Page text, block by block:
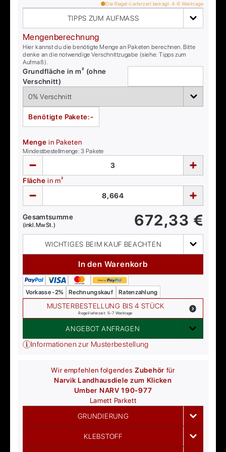
Die Regel-Lieferzeit beträgt: 4-6 Werktage
TIPPS ZUM AUFMASS
Mengenberechnung
Hier kannst du die benötigte Menge an Paketen berechnen. Bitte
denke an die notwendige Verschnittzugabe (siehe: Tipps zum
Aufmaß).
Grundfläche in m² (ohne
Verschnitt)
Benötigte Pakete:-
Menge in Paketen
Mindestbestellmenge:3 Pakete
Fläche in m²
Gesamtsumme
(inkl. MwSt.) 672,33 €
WICHTIGES BEIM KAUF BEACHTEN
In den Warenkorb
Vorkasse -2% Rechnungskauf Ratenzahlung
MUSTERBESTELLUNG BIS 4 STÜCK
Regellieferzeit: 5-7 Werktage
ANGEBOT ANFRAGEN
Informationen zur Musterbestellung
Wir empfehlen folgendesZubehör für
Narvik Landhausdiele zum Klicken
Umber NARV 190-977
Lamett Parkett
GRUNDIERUNG
KLEBSTOFF